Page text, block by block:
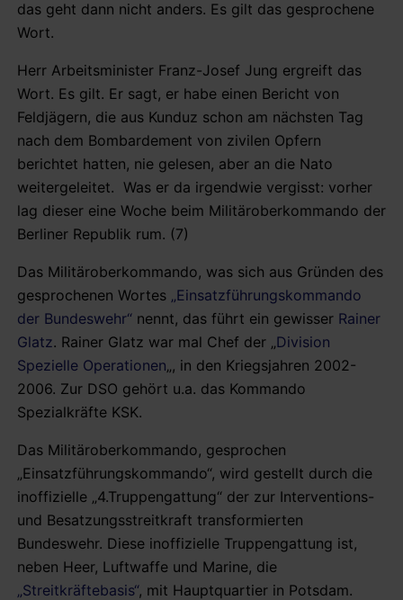
das geht dann nicht anders. Es gilt das gesprochene
Wort.
Herr Arbeitsminister Franz-Josef Jung ergreift das
Wort. Es gilt. Er sagt, er habe einen Bericht von
Feldjägern, die aus Kunduz schon am nächsten Tag
nach dem Bombardement von zivilen Opfern
berichtet hatten, nie gelesen, aber an die Nato
weitergeleitet. Was er da irgendwie vergisst: vorher
lag dieser eine Woche beim Militäroberkommando der
Berliner Republik rum. (7)
Das Militäroberkommando, was sich aus Gründen des
gesprochenen Wortes „Einsatzführungskommando
der Bundeswehr“ nennt, das führt ein gewisser Rainer
Glatz. Rainer Glatz war mal Chef der „Division
Spezielle Operationen„, in den Kriegsjahren 2002-
2006. Zur DSO gehört u.a. das Kommando
Spezialkräfte KSK.
Das Militäroberkommando, gesprochen
„Einsatzführungskommando“, wird gestellt durch die
inoffizielle „4.Truppengattung“ der zur Interventions-
und Besatzungsstreitkraft transformierten
Bundeswehr. Diese inoffizielle Truppengattung ist,
neben Heer, Luftwaffe und Marine, die
„Streitkräftebasis“, mit Hauptquartier in Potsdam.